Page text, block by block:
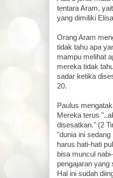
tentara Aram,
yang dimiliki
Orang Aram
tidak tahu apa
mampu melihat
mereka tidak
sadar ketika
20.
Paulus
Mereka terus
disesatkan." (2
"dunia ini
harus hati-hati
bisa muncul
pengajaran yang
Hal ini sudah